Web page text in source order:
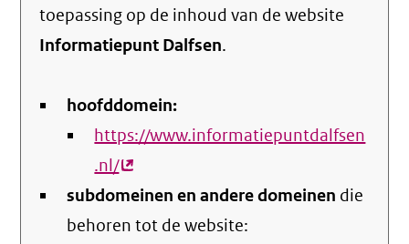
toepassing op de inhoud van de website
Informatiepunt Dalfsen.
hoofddomein:
https://www.informatiepuntdalfsen
.nl/(externe
link)
subdomeinen en andere domeinen die
behoren tot de website: